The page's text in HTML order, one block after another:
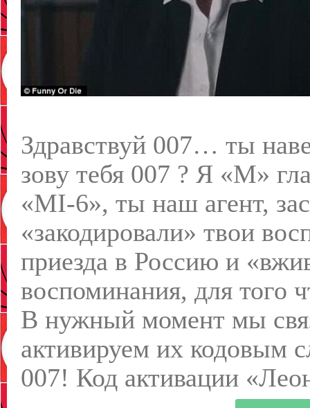
Здравствуй 007… ты
зову тебя 007 ? Я «М»
«MI-6», ты наш агент,
«закодировали» твои
приезда в Россию и
воспоминания, для того
В нужный момент мы
активируем их кодовым
007! Код активации